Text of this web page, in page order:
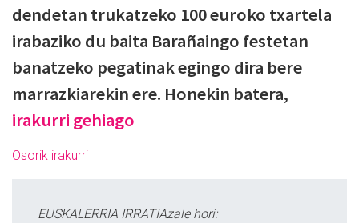
dendetan trukatzeko 100 euroko txartela
irabaziko du baita Barañaingo festetan
banatzeko pegatinak egingo dira bere
marrazkiarekin ere. Honekin batera,
irakurri gehiago
Osorik irakurri
EUSKALERRIA IRRATIAzale hori: